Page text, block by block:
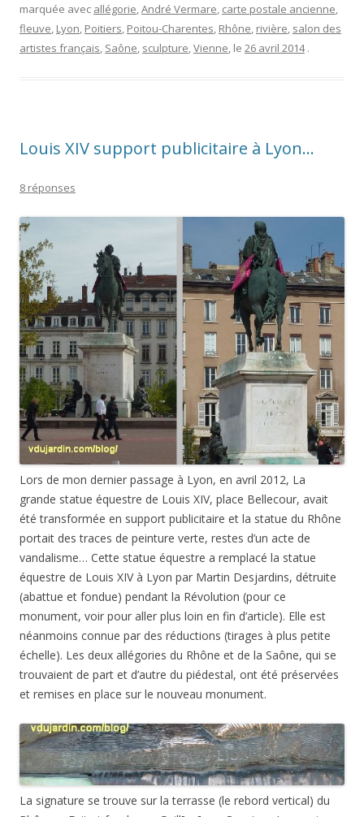
marquée avec allégorie,André Vermare, carte postale ancienne,
fleuve, Lyon, Poitiers, Poitou-Charentes, Rhône, rivière, salon des
artistes français, Saône, sculpture,Vienne, le 26 avril 2014 .
Louis XIV support publicitaire à Lyon…
8 réponses
Lors de mon dernier passage à Lyon, en avril 2012, La
grande statue équestre de Louis XIV, place Bellecour, avait
été transformée en support publicitaire et la statue du Rhône
portait des traces de peinture verte, restes d’un acte de
vandalisme… Cette statue équestre a remplacé la statue
équestre de Louis XIV à Lyon par Martin Desjardins, détruite
(abattue et fondue) pendant la Révolution (pour ce
monument, voir pour aller plus loin en fin d’article). Elle est
néanmoins connue par des réductions (tirages à plus petite
échelle). Les deux allégories du Rhône et de la Saône, qui se
trouvaient de part et d’autre du piédestal, ont été préservées
et remises en place sur le nouveau monument.
La signature se trouve sur la terrasse (le rebord vertical) du